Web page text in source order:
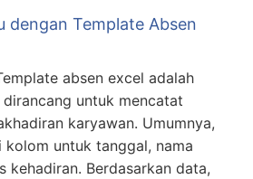
dengan Template Absen
absen excel adalah
untuk mencatat
karyawan. Umumnya,
untuk tanggal, nama
kehadiran. Berdasarkan data,